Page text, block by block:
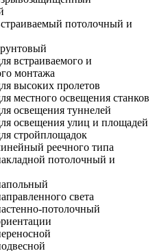
потолочный и
встраиваемого и
монтажа
высоких пролетов
местного освещения станков
освещения туннелей
освещения улиц и площадей
стройплощадок
реечного типа
потолочный и
света
потолочный